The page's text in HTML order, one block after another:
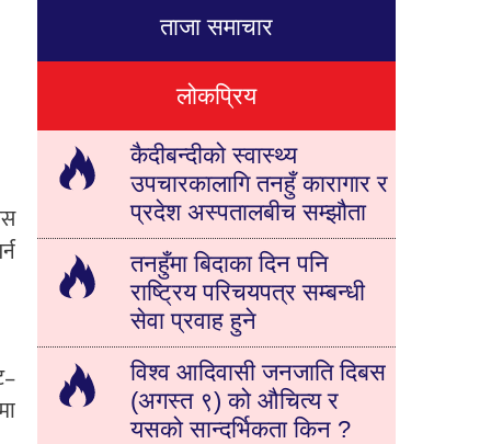
ताजा समाचार
लोकप्रिय
कैदीबन्दीको स्वास्थ्य
उपचारकालागि तनहुँ कारागार र
प्रदेश अस्पतालबीच सम्झौता
तनहुँमा बिदाका दिन पनि
राष्ट्रिय परिचयपत्र सम्बन्धी
सेवा प्रवाह हुने
विश्व आदिवासी जनजाति दिबस
(अगस्त ९) को औचित्य र
यसको सान्दर्भिकता किन ?